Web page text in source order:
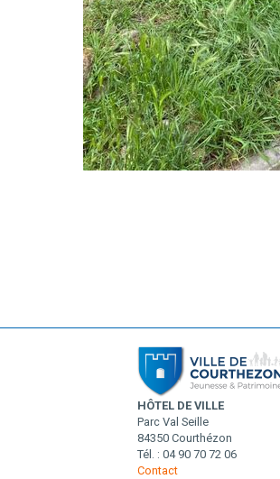
HÔTEL DE VILLE
Parc Val Seille
84350 Courthézon
Tél. : 04 90 70 72 06
Contact